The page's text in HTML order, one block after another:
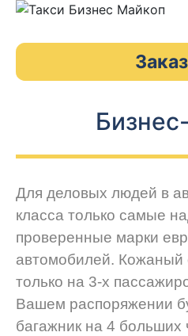
Для деловых людей в
класса только самые
проверенные марки
автомобилей. Кожаный
только на 3-х
Вашем распоряжении
багажник на 4 больших